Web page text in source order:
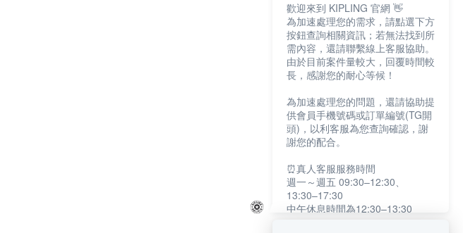
歡迎來到 KIPLING 官網 👋
為加速處理您的需求，請點選下方
按鈕查詢相關資訊；若無法找到所
需內容，還請聯繫線上客服協助。
由於目前案件量較大，回覆時間較
長，感謝您的耐心等候！
為加速處理您的問題，還請協助提
供會員手機號碼或訂單編號(TG開
頭)，以利客服為您查詢確認，謝
謝您的配合。
⏰真人客服服務時間
週一～週五 09:30–12:30、
13:30–17:30
中午休息時間為12:30–13:30